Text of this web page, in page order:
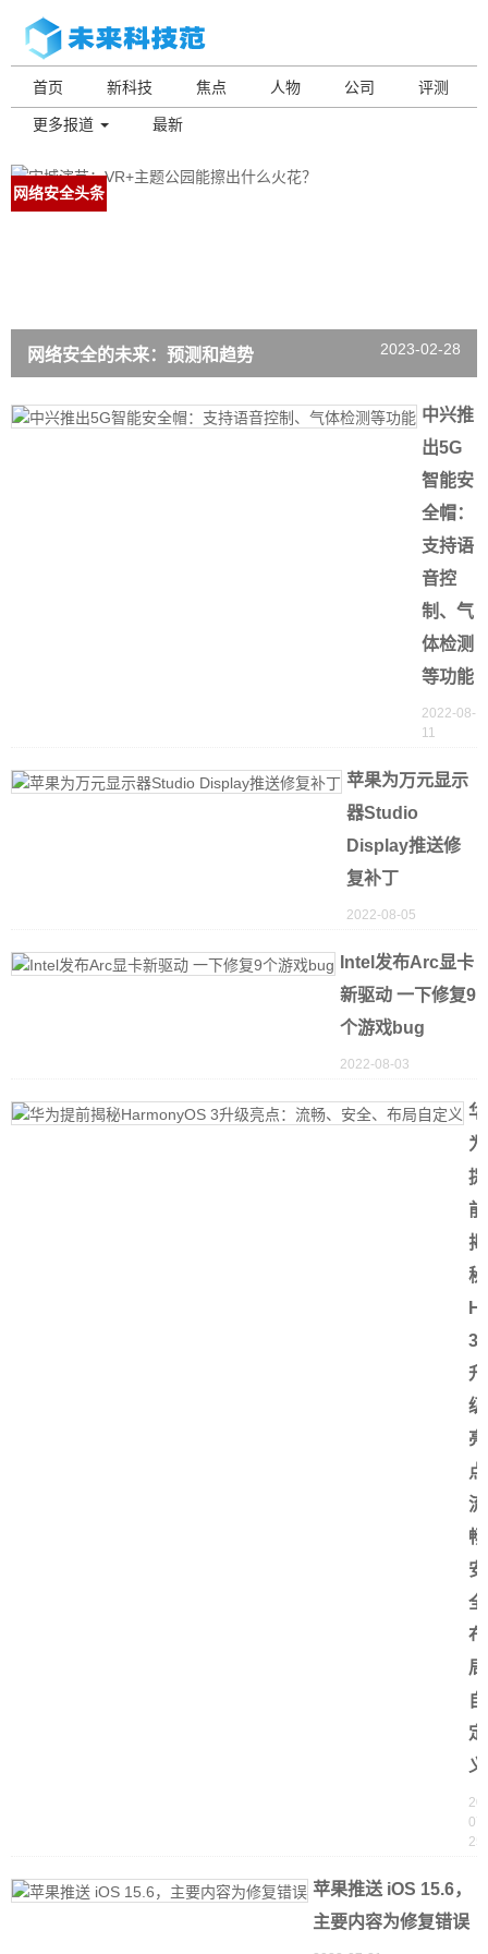
首页 新科技 焦点 人物 公司 评测
更多报道 最新
网络安全头条
网络安全的未来：预测和趋势 2023-02-28
中兴推
出5G
智能安
全帽：
支持语
音控
制、气
体检测
等功能
2022-08-
11
苹果为万元显示
器Studio
Display推送修
复补丁
2022-08-05
Intel发布Arc显卡
新驱动 一下修复9
个游戏bug
2022-08-03
华
为
提
前
揭
秘
3
升
级
亮
流
安
布
局
自
定
义
07-
25
苹果推送 iOS 15.6，
主要内容为修复错误